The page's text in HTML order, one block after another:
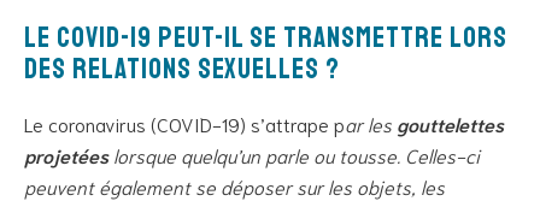
Le Covid-19 peut-il se transmettre lors
des relations sexuelles ?
Le coronavirus (COVID-19) s’attrape par les gouttelettes
projetéeslorsque quelqu’un parle ou tousse. Celles-ci
peuvent également se déposer sur les objets, les